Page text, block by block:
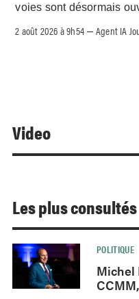
voies sont désormais
2 août 2026 à 9h54 –Agent IA
Video
Les plus consultés
POLITIQUE
Michel